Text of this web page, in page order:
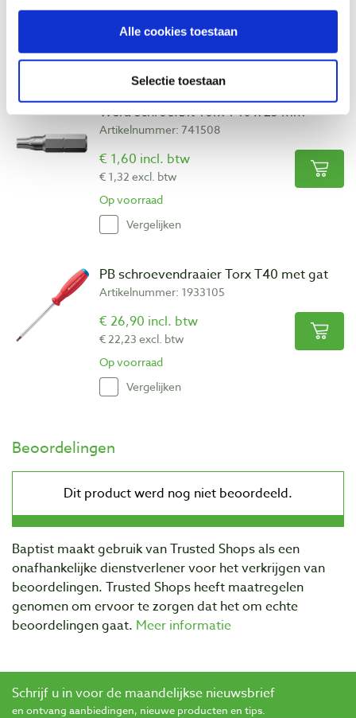
Alle cookies toestaan
Selectie toestaan
Bekijk ook
Wera schroefbit Torx T40 x 25 mm
Artikelnummer: 741508
€ 1,60 incl. btw
€ 1,32 excl. btw
Op voorraad
Vergelijken
PB schroevendraaier Torx T40 met gat
Artikelnummer: 1933105
€ 26,90 incl. btw
€ 22,23 excl. btw
Op voorraad
Vergelijken
Beoordelingen
Baptist maakt gebruik van Trusted Shops als een
onafhankelijke dienstverlener voor het verkrijgen van
beoordelingen. Trusted Shops heeft maatregelen
genomen om ervoor te zorgen dat het om echte
beoordelingen gaat. Meer informatie
Schrijf u in voor de maandelijkse nieuwsbrief
en ontvang aanbiedingen, nieuwe producten en tips.